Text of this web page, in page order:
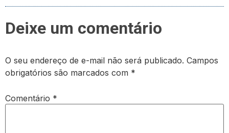
Deixe um comentário
O seu endereço de e-mail não será publicado. Campos
obrigatórios são marcados com *
Comentário *